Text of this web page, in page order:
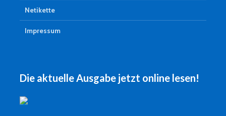
Netikette
Impressum
Die aktuelle Ausgabe jetzt online lesen!